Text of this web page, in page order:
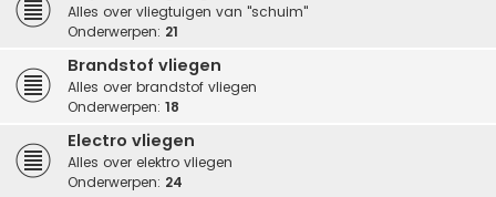
Alles over vliegtuigen van "schuim"
Onderwerpen: 21
Brandstof vliegen
Alles over brandstof vliegen
Onderwerpen: 18
Electro vliegen
Alles over elektro vliegen
Onderwerpen: 24